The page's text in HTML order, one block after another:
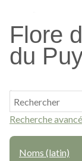
contenu
principal
Flore
du
Recherche
Noms (latin)